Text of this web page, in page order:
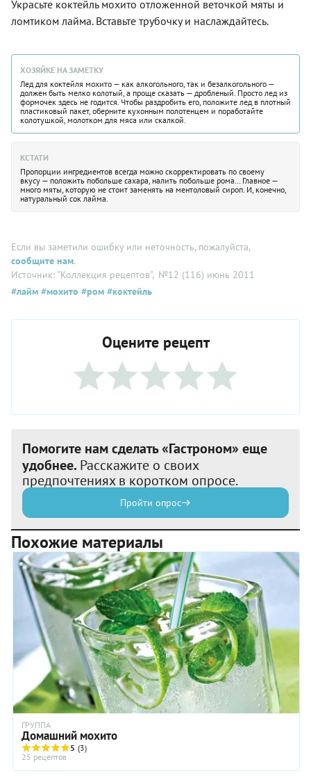
Украсьте коктейль мохито отложенной веточкой мяты и
ломтиком лайма. Вставьте трубочку и наслаждайтесь.
ХОЗЯЙКЕ НА ЗАМЕТКУ
Лед для коктейля мохито — как алкогольного, так и безалкогольного —
должен быть мелко колотый, а проще сказать — дробленый. Просто лед из
формочек здесь не годится. Чтобы раздробить его, положите лед в плотный
пластиковый пакет, оберните кухонным полотенцем и поработайте
колотушкой, молотком для мяса или скалкой.
КСТАТИ
Пропорции ингредиентов всегда можно скорректировать по своему
вкусу — положить побольше сахара, налить побольше рома… Главное —
много мяты, которую не стоит заменять на ментоловый сироп. И, конечно,
натуральный сок лайма.
Если вы заметили ошибку или неточность, пожалуйста,
сообщите нам.
Источник: "Коллекция рецептов", №12 (116) июнь 2011
#лайм #мохито #ром #коктейль
Оцените рецепт
Помогите нам сделать «Гастроном» еще
удобнее. Расскажите о своих
предпочтениях в коротком опросе.
Пройти опрос
Похожие материалы
ГРУППА
Домашний мохито
5 (3)
25 рецептов